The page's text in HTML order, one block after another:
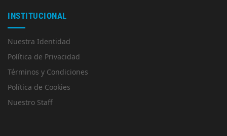
INSTITUCIONAL
Nuestra Identidad
Política de Privacidad
Términos y Condiciones
Política de Cookies
Nuestro Staff